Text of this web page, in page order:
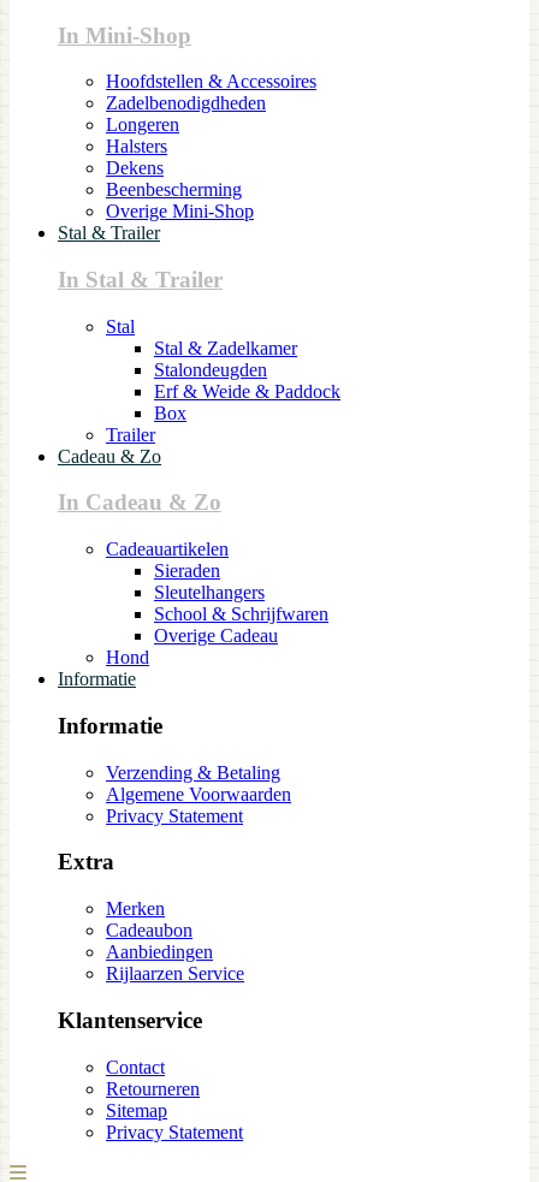
In Mini-Shop
Hoofdstellen & Accessoires
Zadelbenodigdheden
Longeren
Halsters
Dekens
Beenbescherming
Overige Mini-Shop
Stal & Trailer
In Stal & Trailer
Stal
Stal & Zadelkamer
Stalondeugden
Erf & Weide & Paddock
Box
Trailer
Cadeau & Zo
In Cadeau & Zo
Cadeauartikelen
Sieraden
Sleutelhangers
School & Schrijfwaren
Overige Cadeau
Hond
Informatie
Informatie
Verzending & Betaling
Algemene Voorwaarden
Privacy Statement
Extra
Merken
Cadeaubon
Aanbiedingen
Rijlaarzen Service
Klantenservice
Contact
Retourneren
Sitemap
Privacy Statement